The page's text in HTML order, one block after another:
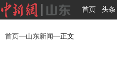
首页 头条
首页—山东新闻—正文